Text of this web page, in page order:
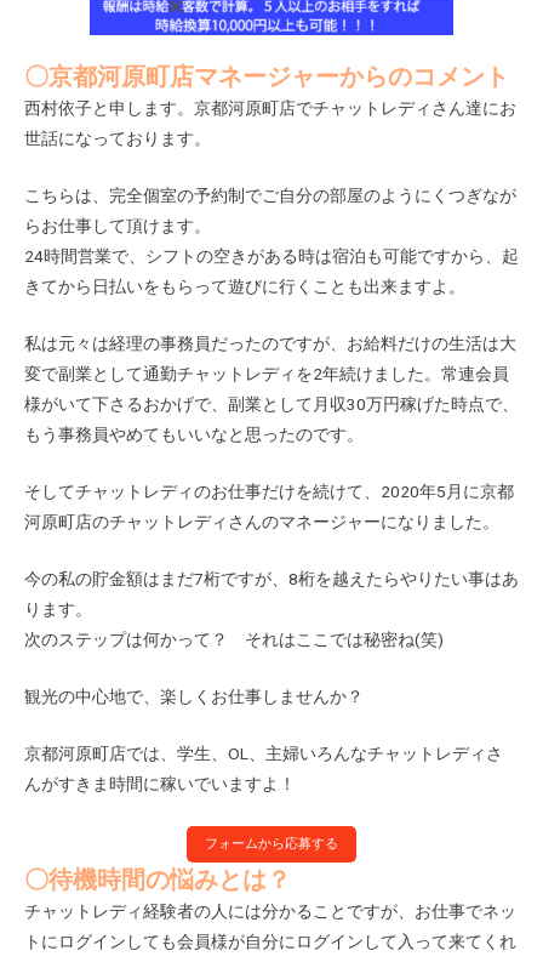
〇京都河原町店マネージャーからのコメント
西村依子と申します。京都河原町店でチャットレディさん達にお
世話になっております。
こちらは、完全個室の予約制でご自分の部屋のようにくつぎなが
らお仕事して頂けます。
24時間営業で、シフトの空きがある時は宿泊も可能ですから、起
きてから日払いをもらって遊びに行くことも出来ますよ。
私は元々は経理の事務員だったのですが、お給料だけの生活は大
変で副業として通勤チャットレディを2年続けました。常連会員
様がいて下さるおかげで、副業として月収30万円稼げた時点で、
もう事務員やめてもいいなと思ったのです。
そしてチャットレディのお仕事だけを続けて、2020年5月に京都
河原町店のチャットレディさんのマネージャーになりました。
今の私の貯金額はまだ7桁ですが、8桁を越えたらやりたい事はあ
ります。
次のステップは何かって？ それはここでは秘密ね(笑)
観光の中心地で、楽しくお仕事しませんか？
京都河原町店では、学生、OL、主婦いろんなチャットレディさ
んがすきま時間に稼いでいますよ！
フォームから応募する
〇待機時間の悩みとは？
チャットレディ経験者の人には分かることですが、お仕事でネッ
トにログインしても会員様が自分にログインして入って来てくれ